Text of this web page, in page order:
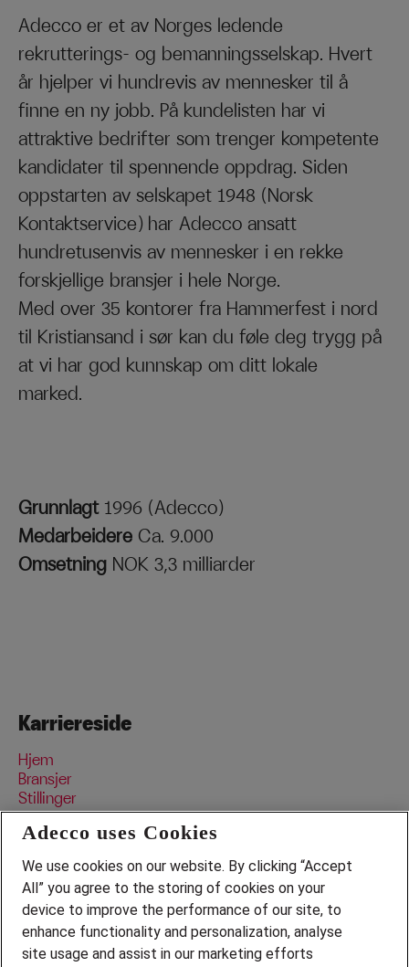
Adecco er et av Norges ledende
rekrutterings- og bemanningsselskap. Hvert
år hjelper vi hundrevis av mennesker til å
finne en ny jobb. På kundelisten har vi
attraktive bedrifter som trenger kompetente
kandidater til spennende oppdrag. Siden
oppstarten av selskapet 1948 (Norsk
Kontaktservice) har Adecco ansatt
hundretusenvis av mennesker i en rekke
forskjellige bransjer i hele Norge.
Med over 35 kontorer fra Hammerfest i nord
til Kristiansand i sør kan du føle deg trygg på
at vi har god kunnskap om ditt lokale
marked.
Grunnlagt 1996 (Adecco)
Medarbeidere Ca. 9.000
Omsetning NOK 3,3 milliarder
Karriereside
Hjem
Bransjer
Stillinger
Data og personvern
Bransjer
Pedagogisk
Serviceyrke
Transport, lager og logistikk
Adecco uses Cookies
We use cookies on our website. By clicking “Accept
All” you agree to the storing of cookies on your
device to improve the performance of our site, to
enhance functionality and personalization, analyse
site usage and assist in our marketing efforts